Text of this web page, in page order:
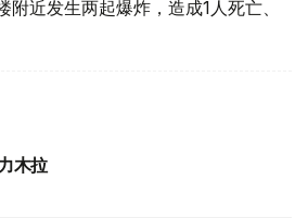
近发生两起爆炸，造成1人死亡、
木拉